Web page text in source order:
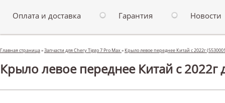
Оплата и доставка Гарантия Новости
Главная страница»Запчасти для Chery Tiggo 7 Pro Max» Крыло левое переднее Китай с 2022г
Крыло левое переднее Китай с 2022г